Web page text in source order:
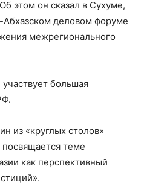
этом он сказал в Сухуме,
Абхазском деловом форуме
межрегионального
большая
из «круглых столов»
теме
как перспективный